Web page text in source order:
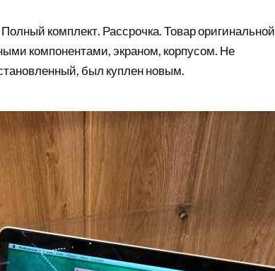
комплект. Рассрочка. Товар оригинальной
компонентами, экраном, корпусом. Не
был куплен новым.